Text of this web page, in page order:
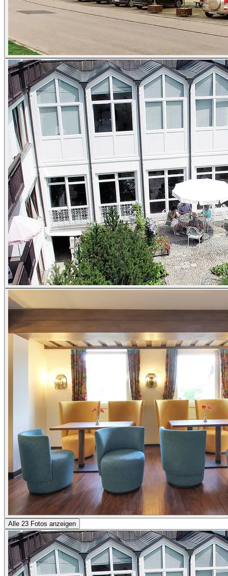
Alle 23 Fotos anzeigen